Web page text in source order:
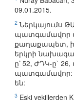
09.01.2015.
2 Ներկայումս
պատգամավոր
քաղաքապետ,
երկրի
ը՝ 52, ԺԴԿ-ը` 26,
պատգամավոր:
են:
3 Eski vekillerden